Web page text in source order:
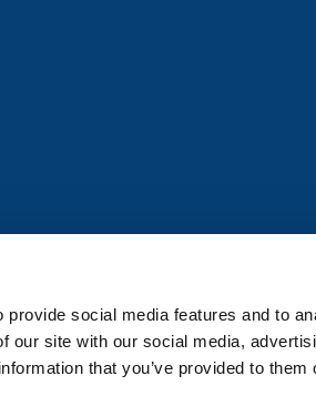
social media features and to
our site with our social media,
that you’ve provided to them